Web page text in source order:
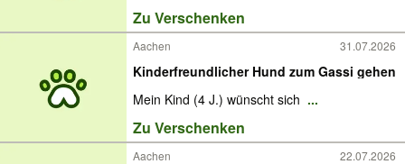
Zu Verschenken
Aachen 31.07.2026
Kinderfreundlicher Hund zum Gassi gehen
Mein Kind (4 J.) wünscht sich ...
Zu Verschenken
Aachen 22.07.2026